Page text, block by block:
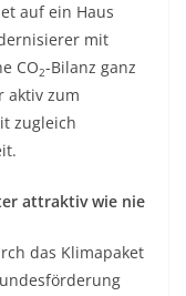
auf ein Haus
mit
CO2-Bilanz ganz
aktiv zum
zugleich
attraktiv wie nie
das Klimapaket